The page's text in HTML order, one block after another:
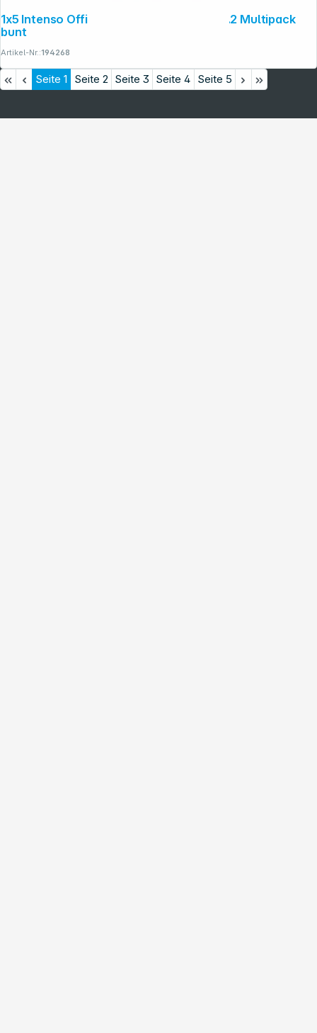
1x5 Intenso Office Line 32GB USB Stick 3.2 Multipack
bunt
Artikel-Nr.:194268
Seite 1 Seite 2 Seite 3 Seite 4 Seite 5